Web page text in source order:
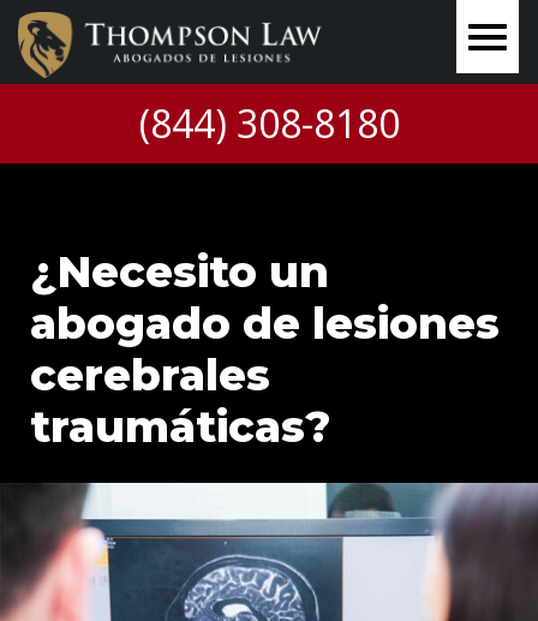
(844) 308-8180
¿Necesito un
abogado de lesiones
cerebrales
traumáticas?